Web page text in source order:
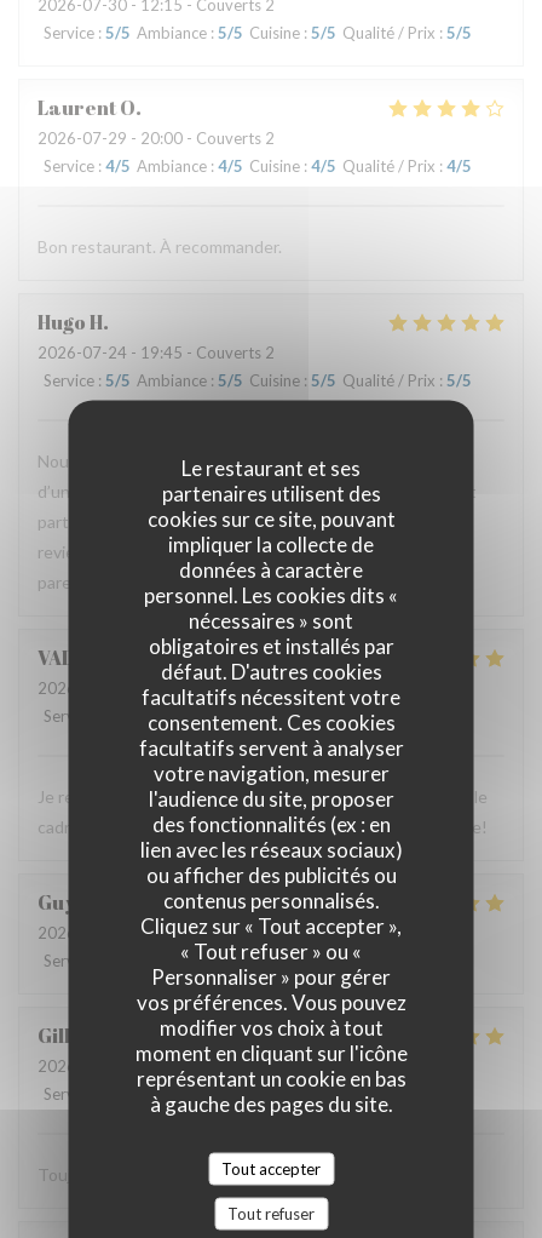
Le restaurant et ses
partenaires utilisent des
cookies sur ce site, pouvant
impliquer la collecte de
données à caractère
personnel. Les cookies dits «
nécessaires » sont
obligatoires et installés par
défaut. D'autres cookies
facultatifs nécessitent votre
consentement. Ces cookies
facultatifs servent à analyser
votre navigation, mesurer
l'audience du site, proposer
des fonctionnalités (ex : en
lien avec les réseaux sociaux)
ou afficher des publicités ou
contenus personnalisés.
Cliquez sur « Tout accepter »,
« Tout refuser » ou «
Personnaliser » pour gérer
vos préférences. Vous pouvez
modifier vos choix à tout
moment en cliquant sur l'icône
représentant un cookie en bas
à gauche des pages du site.
Tout accepter
Tout refuser
2026-07-30 - 12:15 - Couverts 2
Service : 5/5 Ambiance : 5/5 Cuisine : 5/5 Qualité / Prix : 5/5
LaurentO
2026-07-29 - 20:00 - Couverts 2
Service : 4/5 Ambiance : 4/5 Cuisine : 4/5 Qualité / Prix : 4/5
Bon restaurant. À recommander.
HugoH
2026-07-24 - 19:45 - Couverts 2
Service : 5/5 Ambiance : 5/5 Cuisine : 5/5 Qualité / Prix : 5/5
Nous avons passé un excellent moment. Les plats étaient
d’une grande finesse avec un bel équilibre. Le service était
particulièrement attentionné et très chaleureux. Nous
reviendrons. Merci à l’équipe pour cette très belle
parenthèse.
VALERIE
2026-07-23
- 20:15 - Couverts 3
Service
Ambiance:5/5 Cuisine: 5 /5 Qualité / Prix
Je recommande ce restaurant car on y mange très bien et le
cadre champêtre est très agréable, le service irréprochable!
Guy
2026-07-23
- 13:00 - Couverts 4
Service
Ambiance : 5/5 Cuisine: 5 /5 Qualité / Prix
Gilbert
2026-07-21
- 12:30 - Couverts 2
Service
Ambiance : /5 Qualité / Prix
Toujours excellent, service remarquable